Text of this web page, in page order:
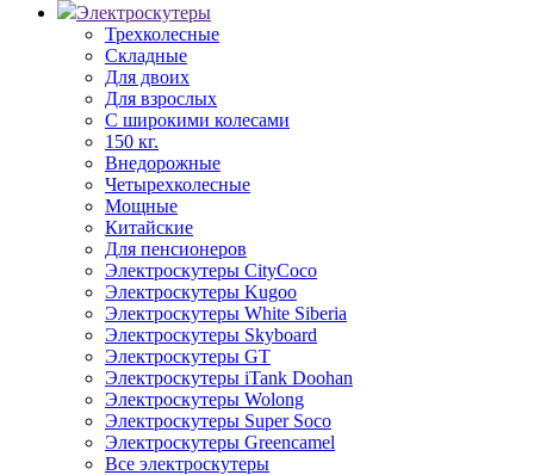
Электроскутеры
Трехколесные
Складные
Для двоих
Для взрослых
С широкими колесами
150 кг.
Внедорожные
Четырехколесные
Мощные
Китайские
Для пенсионеров
Электроскутеры CityCoco
Электроскутеры Kugoo
Электроскутеры White Siberia
Электроскутеры Skyboard
Электроскутеры GT
Электроскутеры iTank Doohan
Электроскутеры Wolong
Электроскутеры Super Soco
Электроскутеры Greencamel
Все электроскутеры